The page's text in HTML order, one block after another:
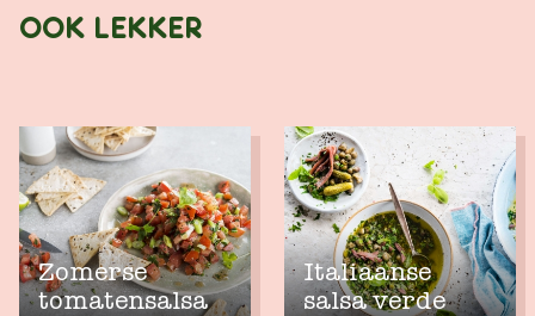
OOK LEKKER
Zomerse
tomatensalsa
Italiaanse
salsa verde